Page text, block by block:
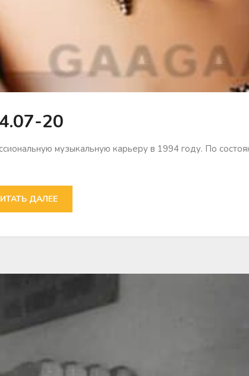
20
музыкальную карьеру в 1994 году. По
ДАЛЕЕ